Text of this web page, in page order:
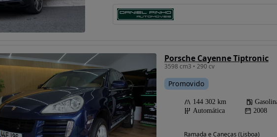
Porsche Cayenne Tiptronic
3598 cm3 • 290 cv
Promovido
144 302 km
Automática
2008
Ramada e Caneças (Lisboa)